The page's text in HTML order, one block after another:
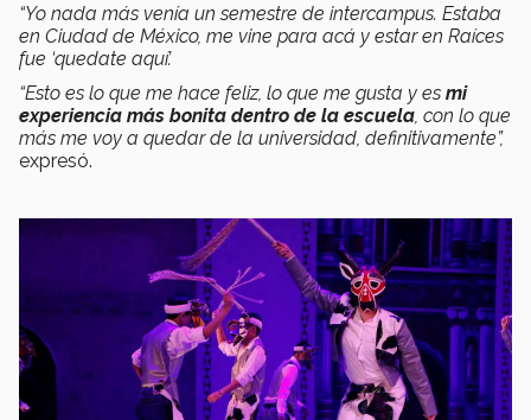
“Yo nada más venía un semestre de intercampus. Estaba
en Ciudad de México, me vine para acá y estar en Raíces
fue ‘quedate aquí’.
“Esto es lo que me hace feliz, lo que me gusta y es mi
experiencia más bonita dentro de la escuela , con lo que
más me voy a quedar de la universidad, definitivamente”,
expresó.